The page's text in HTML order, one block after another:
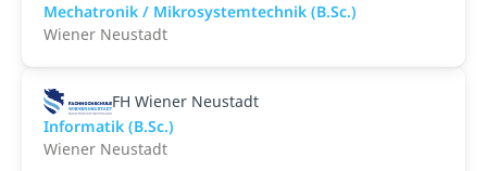
Mechatronik / Mikrosystemtechnik (B.Sc.)
Wiener Neustadt
FH Wiener Neustadt
Informatik (B.Sc.)
Wiener Neustadt